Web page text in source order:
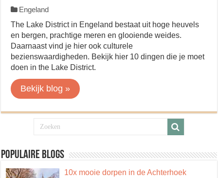
Engeland
The Lake District in Engeland bestaat uit hoge heuvels
en bergen, prachtige meren en glooiende weides.
Daarnaast vind je hier ook culturele
bezienswaardigheden. Bekijk hier 10 dingen die je moet
doen in the Lake District.
Bekijk blog »
Populaire blogs
10x mooie dorpen in de Achterhoek